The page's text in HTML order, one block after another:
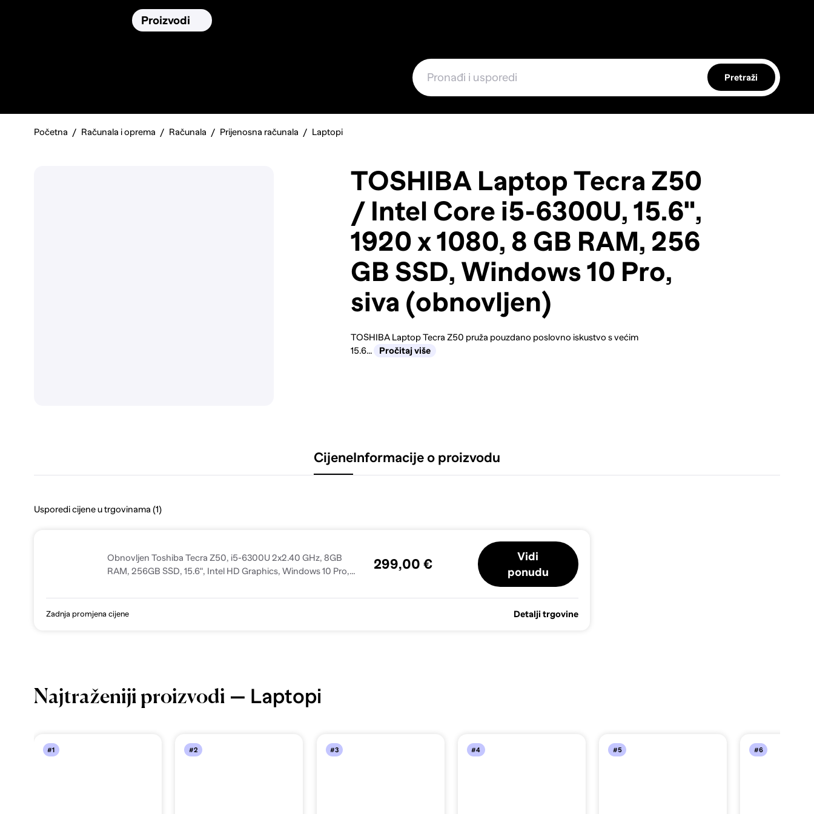
Proizvodi
Pretraži
Početna Računala i oprema Računala Prijenosna računala Laptopi
TOSHIBA Laptop Tecra Z50
/ Intel Core i5-6300U, 15.6",
1920 x 1080, 8 GB RAM, 256
GB SSD, Windows 10 Pro,
siva (obnovljen)
TOSHIBA Laptop Tecra Z50 pruža pouzdano poslovno iskustvo s većim
15.6...
Pročitaj više
CijeneInformacije o proizvodu
Usporedi cijene u trgovinama (1)
Obnovljen Toshiba Tecra Z50, i5-6300U 2x2.40 GHz, 8GB
RAM, 256GB SSD, 15.6", Intel HD Graphics, Windows 10 Pro,
299,00 €
Vidi
ponudu
Zadnja promjena cijene Detalji trgovine
Najtraženiji proizvodi — Laptopi
#1 #2 #3 #4 #5 #6